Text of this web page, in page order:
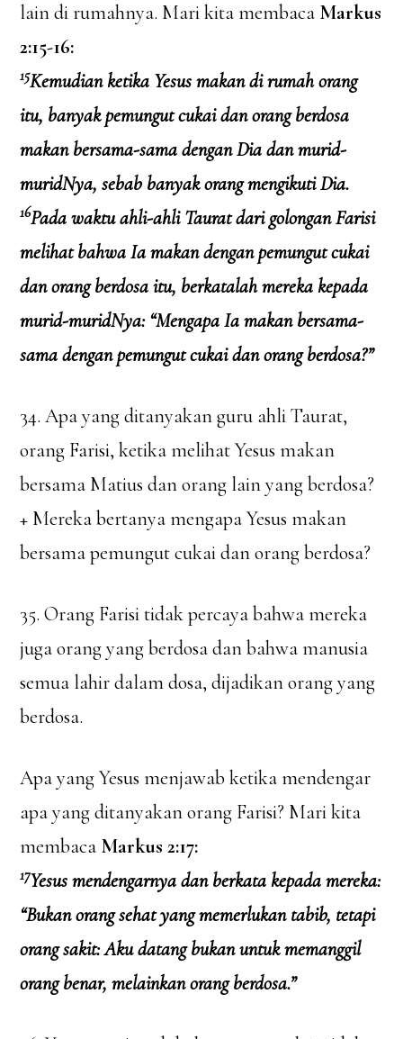
lain di rumahnya. Mari kita membaca Markus
2:15-16:
15Kemudian ketika Yesus makan di rumah orang
itu, banyak pemungut cukai dan orang berdosa
makan bersama-sama dengan Dia dan murid-
muridNya, sebab banyak orang mengikuti Dia.
16Pada waktu ahli-ahli Taurat dari golongan Farisi
melihat bahwa Ia makan dengan pemungut cukai
dan orang berdosa itu, berkatalah mereka kepada
murid-muridNya: “Mengapa Ia makan bersama-
sama dengan pemungut cukai dan orang berdosa?”
34. Apa yang ditanyakan guru ahli Taurat,
orang Farisi, ketika melihat Yesus makan
bersama Matius dan orang lain yang berdosa?
+ Mereka bertanya mengapa Yesus makan
bersama pemungut cukai dan orang berdosa?
35. Orang Farisi tidak percaya bahwa mereka
juga orang yang berdosa dan bahwa manusia
semua lahir dalam dosa, dijadikan orang yang
berdosa.
Apa yang Yesus menjawab ketika mendengar
apa yang ditanyakan orang Farisi? Mari kita
membaca Markus 2:17:
17Yesus mendengarnya dan berkata kepada mereka:
“Bukan orang sehat yang memerlukan tabib, tetapi
orang sakit: Aku datang bukan untuk memanggil
orang benar, melainkan orang berdosa.”